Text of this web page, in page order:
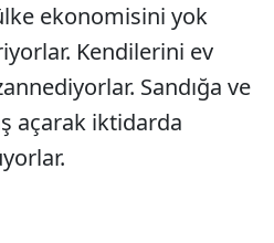
ekonomisini yok
Kendilerini ev
Sandığa ve
açarak iktidarda